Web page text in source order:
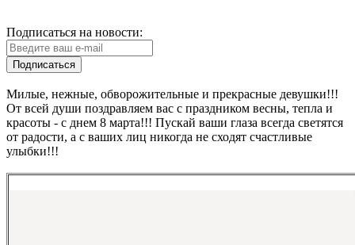
Подписаться на новости:
Подписаться
Милые, нежные, обворожительные и прекрасные девушки!!!
От всей души поздравляем вас с праздником весны, тепла и
красоты - с днем 8 марта!!! Пускай ваши глаза всегда светятся
от радости, а с ваших лиц никогда не сходят счастливые
улыбки!!!